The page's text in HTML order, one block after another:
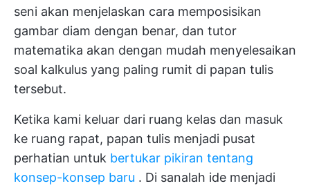
seni akan menjelaskan cara memposisikan
gambar diam dengan benar, dan tutor
matematika akan dengan mudah menyelesaikan
soal kalkulus yang paling rumit di papan tulis
tersebut.
Ketika kami keluar dari ruang kelas dan masuk
ke ruang rapat, papan tulis menjadi pusat
perhatian untuk bertukar pikiran tentang
konsep-konsep baru . Di sanalah ide menjadi